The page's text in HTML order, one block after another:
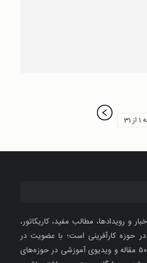
و رویدادها، مطالب مفید، کاریکاتور،
در حوزه کارآفرینی است؛ با عضویت در
مدیراینفو می‌توانید به بیش از ۵۰۰ مقاله و ویدیوی آموزشی در حوزه‌های